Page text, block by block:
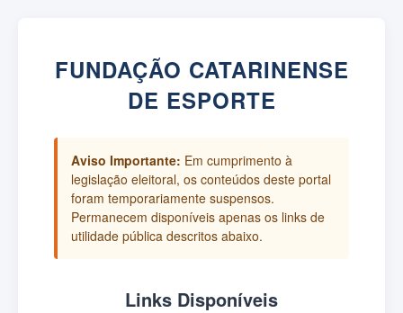
FUNDAÇÃO CATARINENSE
DE ESPORTE
Aviso Importante: Em cumprimento à
legislação eleitoral, os conteúdos deste portal
foram temporariamente suspensos.
Permanecem disponíveis apenas os links de
utilidade pública descritos abaixo.
Links Disponíveis